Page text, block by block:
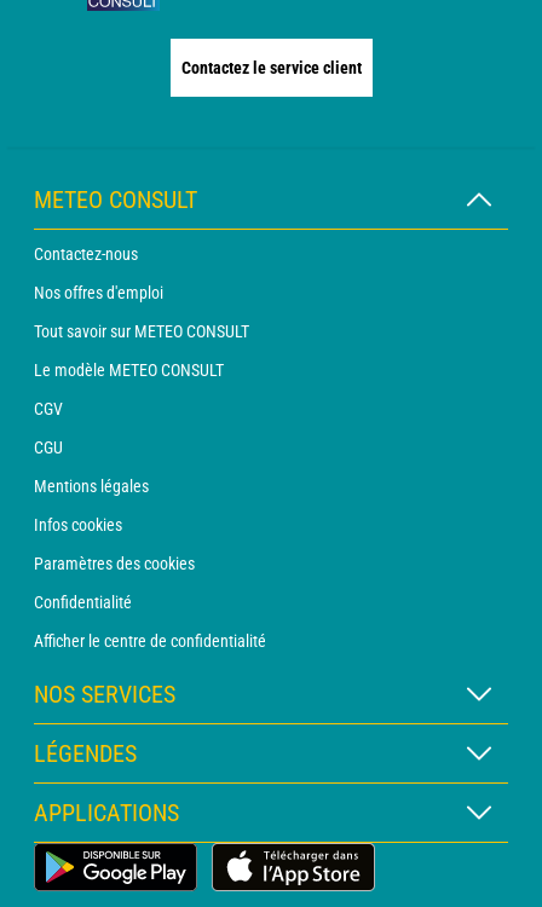
Contactez le service client
METEO CONSULT
Contactez-nous
Nos offres d'emploi
Tout savoir sur METEO CONSULT
Le modèle METEO CONSULT
CGV
CGU
Mentions légales
Infos cookies
Paramètres des cookies
Confidentialité
Afficher le centre de confidentialité
NOS SERVICES
Abonnement METEO Xpert
Abonnement METEO PRO
Consultation avec un prévisionniste
Bulletin PRO
LÉGENDES
Légende des cartes
Légende des pictogrammes
Glossaire
APPLICATIONS
Application Météo Terrestre